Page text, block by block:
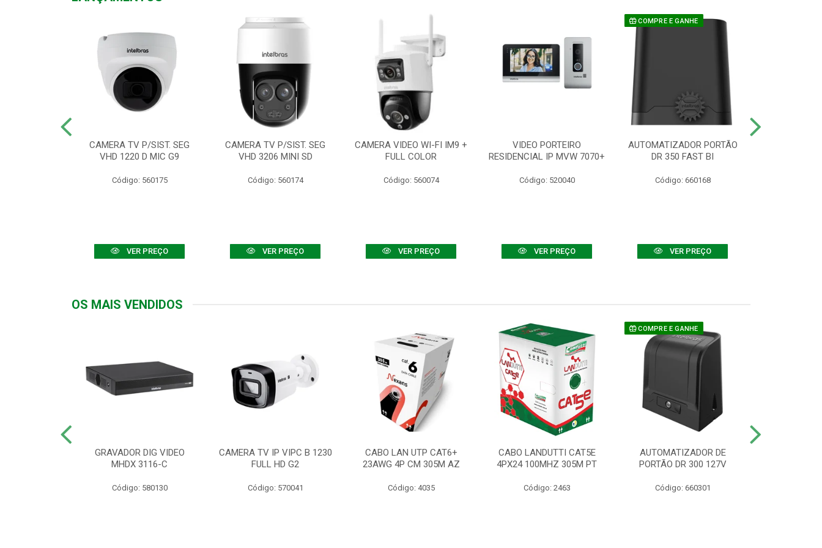
CAMERA TV P/SIST. SEG
VHD 1220 D MIC G9
Código: 560175
VER PREÇO
CAMERA TV P/SIST. SEG
VHD 3206 MINI SD
Código: 560174
VER PREÇO
CAMERA VIDEO WI-FI IM9 +
FULL COLOR
Código: 560074
VER PREÇO
VIDEO PORTEIRO
RESIDENCIAL IP MVW 7070+
Código: 520040
VER PREÇO
COMPRE E GANHE
AUTOMATIZADOR PORTÃO
DR 350 FAST BI
Código: 660168
VER PREÇO
OS MAIS VENDIDOS
GRAVADOR DIG VIDEO
MHDX 3116-C
Código: 580130
CAMERA TV IP VIPC B 1230
FULL HD G2
Código: 570041
CABO LAN UTP CAT6+
23AWG 4P CM 305M AZ
Código: 4035
CABO LANDUTTI CAT5E
4PX24 100MHZ 305M PT
Código: 2463
COMPRE E GANHE
AUTOMATIZADOR DE
PORTÃO DR 300 127V
Código: 660301